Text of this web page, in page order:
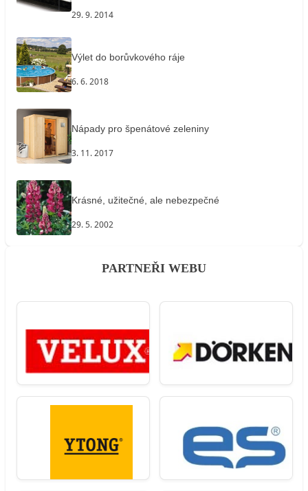
29. 9. 2014
Výlet do borůvkového ráje
6. 6. 2018
Nápady pro špenátové zeleniny
3. 11. 2017
Krásné, užitečné, ale nebezpečné
29. 5. 2002
PARTNEŘI WEBU